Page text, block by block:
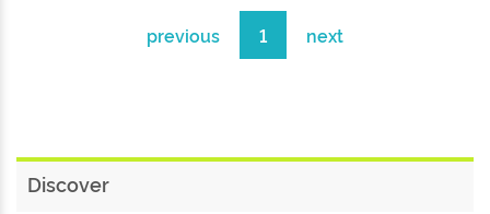
previous 1 next
Discover